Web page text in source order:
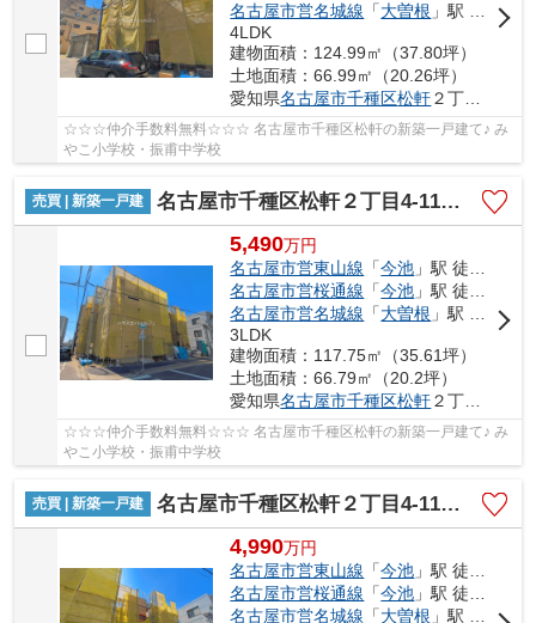
名古屋市営名城線 「大曽根 」駅 徒歩20分
4LDK
建物面積：124.99㎡（37.80坪）
土地面積：66.99㎡（20.26坪）
愛知県名古屋市千種区松軒２丁目4-11
☆☆☆仲介手数料無料☆☆☆ 名古屋市千種区松軒の新築一戸建て♪ み
やこ小学校・振甫中学校
売買 | 新築一戸建 名古屋市千種区松軒２丁目4-11【仲介手数料無料】新築一戸建て 2号棟
5,490万円
名古屋市営東山線 「今池 」駅 徒歩17分
名古屋市営桜通線 「今池 」駅 徒歩17分
名古屋市営名城線 「大曽根 」駅 徒歩20分
3LDK
建物面積：117.75㎡（35.61坪）
土地面積：66.79㎡（20.2坪）
愛知県名古屋市千種区松軒２丁目4-11
☆☆☆仲介手数料無料☆☆☆ 名古屋市千種区松軒の新築一戸建て♪ み
やこ小学校・振甫中学校
売買 | 新築一戸建 名古屋市千種区松軒２丁目4-11【仲介手数料無料】新築一戸建て 3号棟
4,990万円
名古屋市営東山線 「今池 」駅 徒歩17分
名古屋市営桜通線 「今池 」駅 徒歩17分
名古屋市営名城線 「大曽根 」駅 徒歩20分